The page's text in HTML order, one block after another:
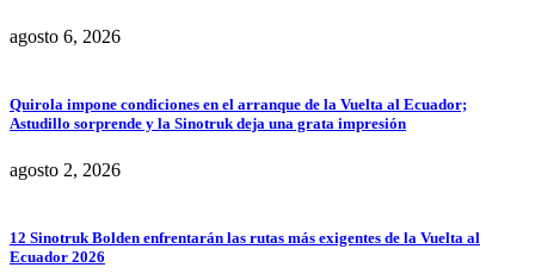
agosto 6, 2026
Quirola impone condiciones en el arranque de la Vuelta al Ecuador;
Astudillo sorprende y la Sinotruk deja una grata impresión
agosto 2, 2026
12 Sinotruk Bolden enfrentarán las rutas más exigentes de la Vuelta al
Ecuador 2026